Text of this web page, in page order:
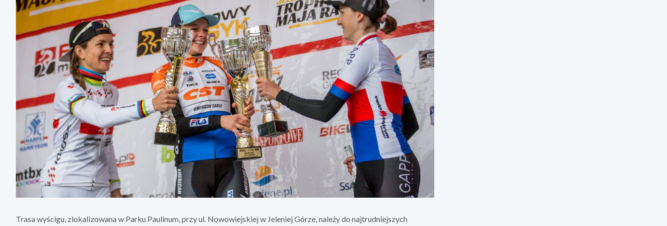
Trasa wyścigu, zlokalizowana w Parku Paulinum, przy ul. Nowowiejskiej w Jeleniej Górze, należy do najtrudniejszych